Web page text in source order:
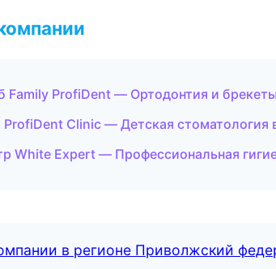
Family ProfiDent — Ортодонтия и
ProfiDent Clinic — Детская стоматология
White Expert — Профессиональная
в регионе Приволжский